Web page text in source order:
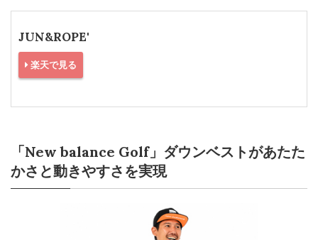
JUN&ROPE'
楽天で見る
「New balance Golf」ダウンベストがあたた
かさと動きやすさを実現